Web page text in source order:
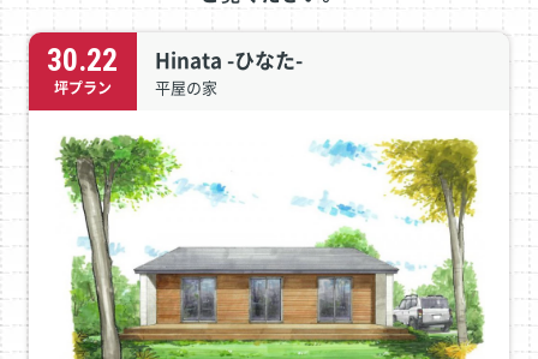
30.22
坪プラン
Hinata -ひなた-
平屋の家